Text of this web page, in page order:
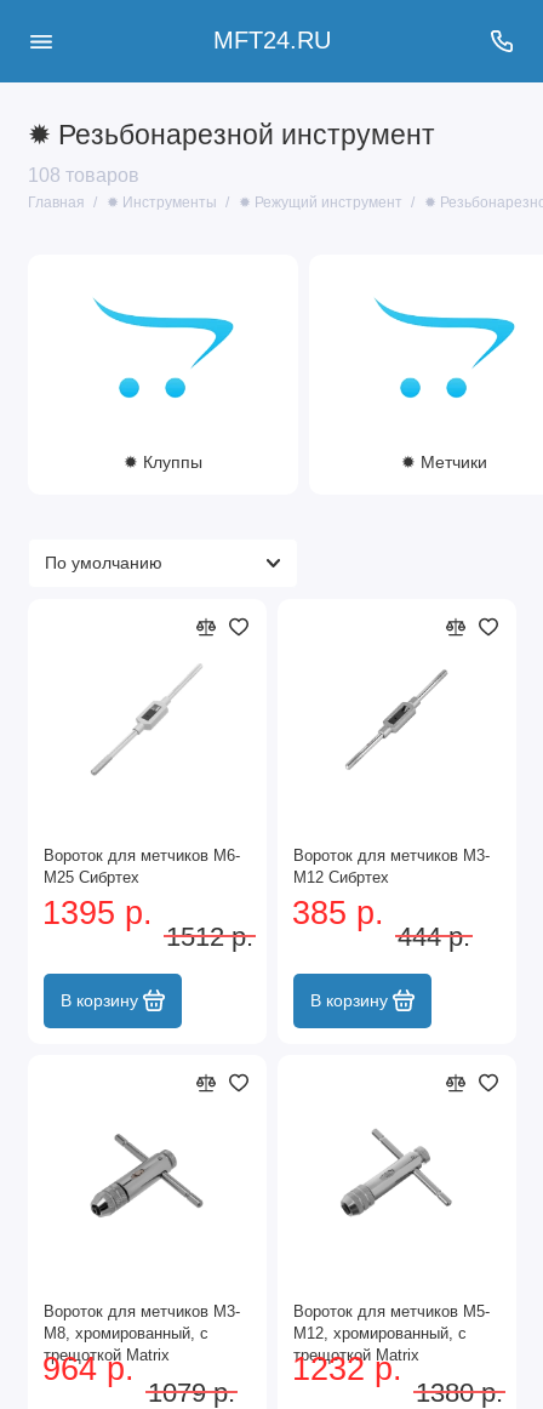
MFT24.RU
✹ Резьбонарезной инструмент
108 товаров
Главная ✹ Инструменты ✹ Режущий инструмент ✹
✹ Клуппы ✹ Метчики
Вороток для метчиков M6-
M25 Сибртех
1395 р.
1512 р.
В корзину
Вороток для метчиков М3-
М12 Сибртех
385 р.
444 р.
В корзину
Вороток для метчиков М3-
М8, хромированный, с
трещоткой Matrix
964 р.
1079 р.
Вороток для метчиков М5-
М12, хромированный, с
трещоткой Matrix
1232 р.
1380 р.